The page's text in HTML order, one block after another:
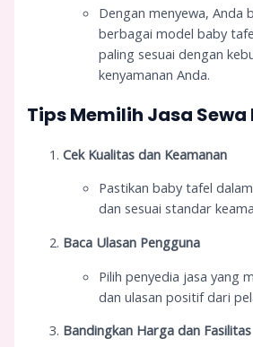
Dengan menyewa, Anda
berbagai model baby
paling sesuai dengan
kenyamanan Anda.
Tips Memilih Jasa
Cek Kualitas dan Keamanan
Pastikan baby tafel
dan sesuai standar
Baca Ulasan Pengguna
Pilih penyedia jasa yang
dan ulasan positif dari
Bandingkan Harga dan Fasilitas